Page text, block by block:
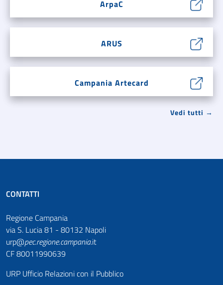
ArpaC
ARUS
Campania Artecard
Vedi tutti →
CONTATTI
Regione Campania
via S. Lucia 81 - 80132 Napoli
urp@pec.regione.campania.it
CF 80011990639
URP Ufficio Relazioni con il Pubblico